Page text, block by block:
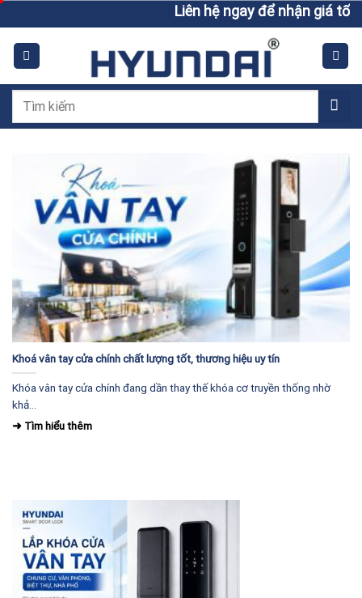
to
content
Liên hệ ngay để nhận giá tốt
Tìm
Khoá vân tay cửa chính chất lượng tốt, thương hiệu uy tín
Khóa vân tay cửa chính đang dần thay thế khóa cơ truyền thống nhờ
khả...